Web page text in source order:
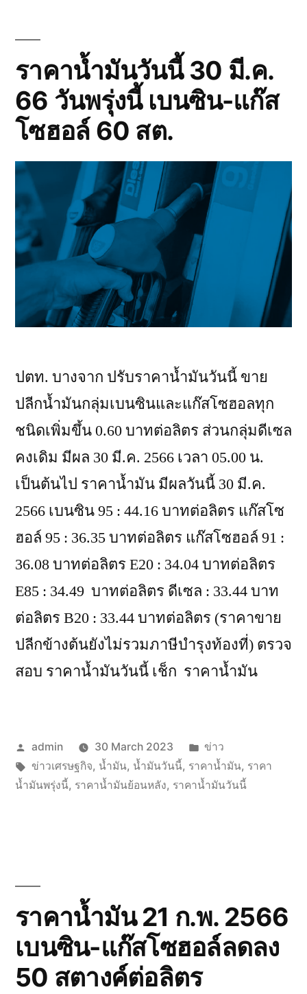
ราคาน้ำมันวันนี้ 30 มี.ค.
66 วันพรุ่งนี้ เบนซิน-แก๊ส
โซฮอล์ 60 สต.
ปตท. บางจาก ปรับราคาน้ำมันวันนี้ ขาย
ปลีกน้ำมันกลุ่มเบนซินและแก๊สโซฮอลทุก
ชนิดเพิ่มขึ้น 0.60 บาทต่อลิตร ส่วนกลุ่มดีเซล
คงเดิม มีผล 30 มี.ค. 2566 เวลา 05.00 น.
เป็นต้นไป ราคาน้ำมัน มีผลวันนี้ 30 มี.ค.
2566 เบนซิน 95 : 44.16 บาทต่อลิตร แก๊สโซ
ฮอล์ 95 : 36.35 บาทต่อลิตร แก๊สโซฮอล์ 91 :
36.08 บาทต่อลิตร E20 : 34.04 บาทต่อลิตร
E85 : 34.49 บาทต่อลิตร ดีเซล : 33.44 บาท
ต่อลิตร B20 : 33.44 บาทต่อลิตร (ราคาขาย
ปลีกข้างต้นยังไม่รวมภาษีบำรุงท้องที่) ตรวจ
สอบ ราคาน้ำมันวันนี้ เช็ก ราคาน้ำมัน
Posted
by
admin 30 March 2023
Posted
in
ข่าว
Tags:
ข่าวเศรษฐกิจ, น้ำมัน, น้ำมันวันนี้, ราคาน้ำมัน, ราคา
น้ำมันพรุ่งนี้, ราคาน้ำมันย้อนหลัง, ราคาน้ำมันวันนี้
ราคาน้ำมัน 21 ก.พ. 2566
เบนซิน-แก๊สโซฮอล์ลดลง
50 สตางค์ต่อลิตร